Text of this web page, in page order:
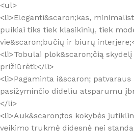
<ul>
<li>Eleganti&scaron;kas,
puikiai tiks tiek klasikinių, tiek
vie&scaron;bučių ir biurų
<li>Tobulai plok&scaron;čią
prižiūrėti;</li>
<li>Pagaminta i&scaron;
pasižyminčio dideliu atsparumu
</li>
<li>Auk&scaron;tos kokybės
veikimo trukmė didesnė nei